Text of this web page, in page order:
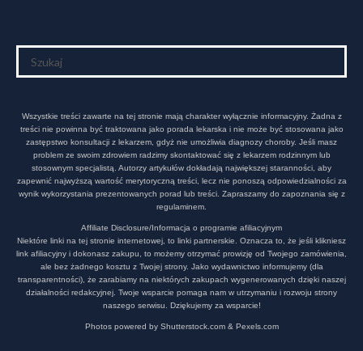
Wszystkie treści zawarte na tej stronie mają charakter wyłącznie informacyjny. Żadna z
treści nie powinna być traktowana jako porada lekarska i nie może być stosowana jako
zastępstwo konsultacji z lekarzem, gdyż nie umożliwia diagnozy choroby. Jeśli masz
problem ze swoim zdrowiem radzimy skontaktować się z lekarzem rodzinnym lub
stosownym specjalistą. Autorzy artykułów dokładają największej staranności, aby
zapewnić najwyższą wartość merytoryczną treści, lecz nie ponoszą odpowiedzialności za
wynik wykorzystania prezentowanych porad lub treści. Zapraszamy do zapoznania się z
regulaminem.
Affiliate Disclosure/Informacja o programie afiliacyjnym
Niektóre linki na tej stronie internetowej, to linki partnerskie. Oznacza to, że jeśli klikniesz
link afiliacyjny i dokonasz zakupu, to możemy otrzymać prowizję od Twojego zamówienia,
ale bez żadnego kosztu z Twojej strony. Jako wydawnictwo informujemy (dla
transparentności), że zarabiamy na niektórych zakupach wygenerowanych dzięki naszej
działalności redakcyjnej. Twoje wsparcie pomaga nam w utrzymaniu i rozwoju strony
naszego serwisu. Dziękujemy za wsparcie!
Photos powered by Shutterstock.com & Pexels.com